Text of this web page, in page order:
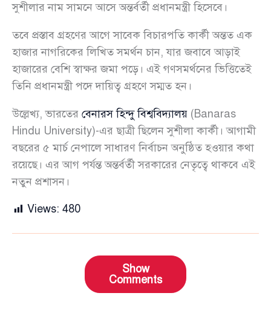
সুশীলার নাম সামনে আসে অন্তর্বর্তী প্রধানমন্ত্রী হিসেবে।
তবে প্রস্তাব গ্রহণের আগে সাবেক বিচারপতি কার্কী অন্তত এক
হাজার নাগরিকের লিখিত সমর্থন চান, যার জবাবে আড়াই
হাজারের বেশি স্বাক্ষর জমা পড়ে। এই গণসমর্থনের ভিত্তিতেই
তিনি প্রধানমন্ত্রী পদে দায়িত্ব গ্রহণে সম্মত হন।
উল্লেখ্য, ভারতের বেনারস হিন্দু বিশ্ববিদ্যালয় (Banaras
Hindu University)-এর ছাত্রী ছিলেন সুশীলা কার্কী। আগামী
বছরের ৫ মার্চ নেপালে সাধারণ নির্বাচন অনুষ্ঠিত হওয়ার কথা
রয়েছে। এর আগ পর্যন্ত অন্তর্বর্তী সরকারের নেতৃত্বে থাকবে এই
নতুন প্রশাসন।
Views: 480
Show
Comments